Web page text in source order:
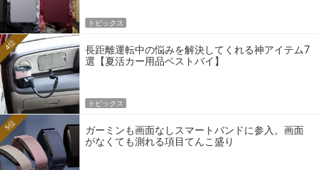
トピックス
長距離運転中の悩みを解決してくれる神アイテム7
選【夏活カー用品ベストバイ】
4位
トピックス
ガーミンも画面なしスマートバンドに参入。画面
がなくても測れる項目てんこ盛り
5位